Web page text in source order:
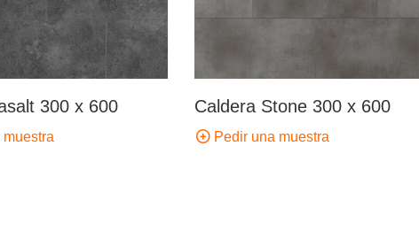
300 x 600
muestra
Caldera Stone 300 x 600
Pedir una muestra